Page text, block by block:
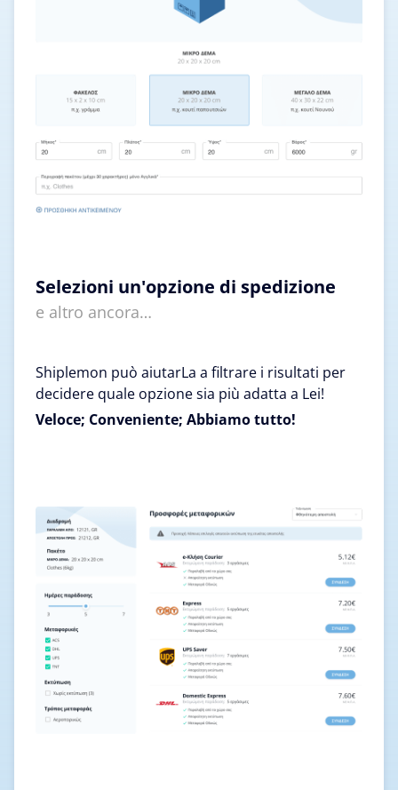
Selezioni un'opzione di spedizione
e altro ancora…
Shiplemon può aiutarLa a filtrare i risultati per
decidere quale opzione sia più adatta a Lei!
Veloce; Conveniente; Abbiamo tutto!